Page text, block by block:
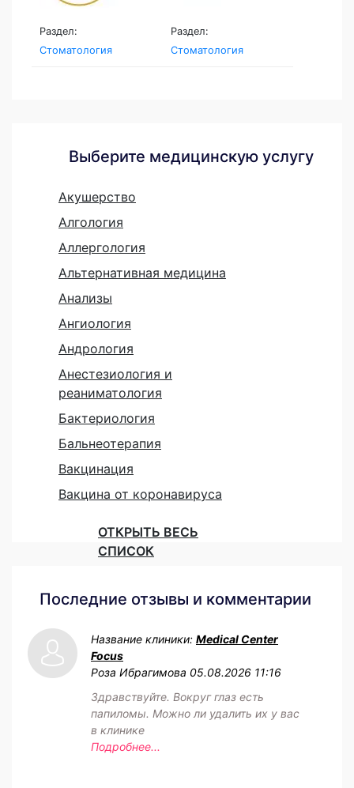
Раздел:
Стоматология
Раздел:
Стоматология
Выберите медицинскую услугу
Акушерство
Алгология
Аллергология
Альтернативная медицина
Анализы
Ангиология
Андрология
Анестезиология и
реаниматология
Бактериология
Бальнеотерапия
Вакцинация
Вакцина от коронавируса
ОТКРЫТЬ ВЕСЬ
СПИСОК
Последние отзывы и комментарии
Название клиники: Medical Center
Focus
Роза Ибрагимова 05.08.2026 11:16
Здравствуйте. Вокруг глаз есть
папиломы. Можно ли удалить их у вас
в клинике
Подробнее...